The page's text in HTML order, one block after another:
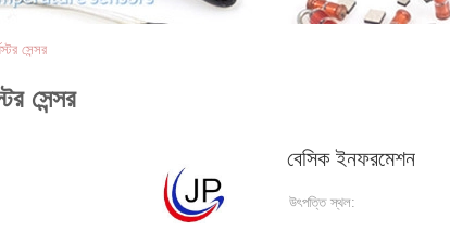
সেন্সর
সেন্সর
বেসিক ইনফরমেশন
উৎপত্তি স্থল: